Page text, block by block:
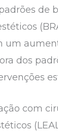
de
um
dos
com